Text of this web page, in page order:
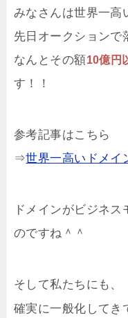
みなさんは世界一高
先日オークションで
なんとその額10億円
す！！
参考記事はこちら
⇒世界一高いドメイ
ドメインがビジネ
のですね＾＾
そして私たちにも、
確実に一般化してき